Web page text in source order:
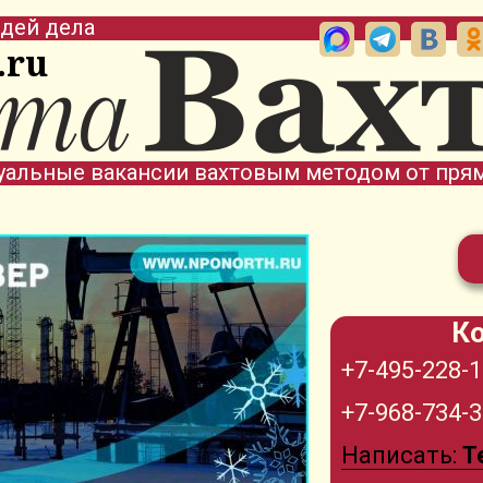
дела
вакансии вахтовым методом от
+7-495-228-
+7-968-734-
Написать: